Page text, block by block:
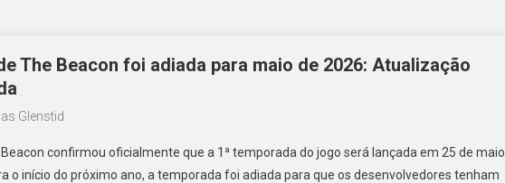
The Beacon foi adiada para maio de 2026: Atualização
Glenstid
confirmou oficialmente que a 1ª temporada do jogo será lançada em 25 de maio
o início do próximo ano, a temporada foi adiada para que os desenvolvedores tenham